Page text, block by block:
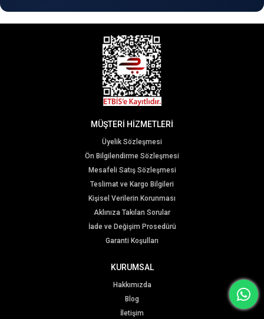
MÜŞTERİ HİZMETLERİ
Üyelik Sözleşmesi
Ön Bilgilendirme Sözleşmesi
Mesafeli Satış Sözleşmesi
Teslimat ve Kargo Bilgileri
Kişisel Verilerin Korunması
Aklınıza Takılan Sorular
İade ve Değişim Prosedürü
Garanti Koşulları
KURUMSAL
Hakkımızda
Blog
İletişim